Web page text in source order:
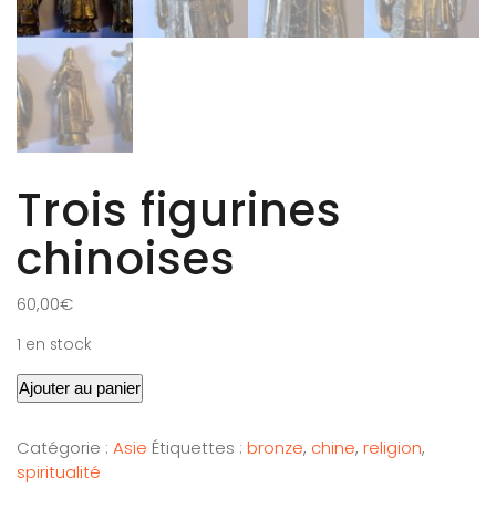
Trois figurines
chinoises
60,00€
1 en stock
Ajouter au panier
Catégorie : Asie Étiquettes : bronze, chine, religion,
spiritualité